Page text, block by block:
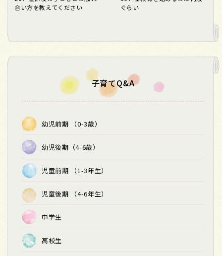
合い方を教えてください
ぐらい
子育てQ&A
幼児前期 （0-3歳）
幼児後期（4-6歳）
児童前期 （1-3年生）
児童後期 （4-6年生）
中学生
高校生